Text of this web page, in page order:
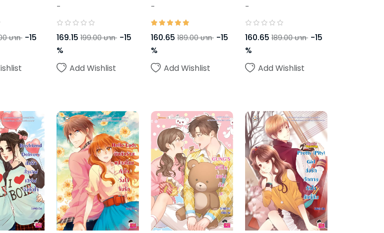
บาท -15
-
169.15 199.00 บาท -15
%
Add Wishlist
-
160.65 189.00 บาท -15
%
Add Wishlist
-
160.65 189.00 บาท -15
%
Add Wishlist